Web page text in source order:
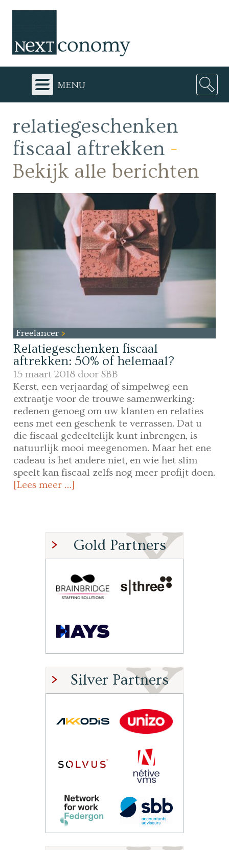
menu
relatiegeschenken
fiscaal aftrekken -
Bekijk alle berichten
Freelancer
Relatiegeschenken fiscaal
aftrekken: 50% of helemaal?
15 maart 2018 doorSBB
Kerst, een verjaardag of simpelweg een
extraatje voor de trouwe samenwerking:
redenen genoeg om uw klanten en relaties
eens met een geschenk te verrassen. Dat u
die fiscaal gedeeltelijk kunt inbrengen, is
natuurlijk mooi meegenomen. Maar het ene
cadeau is het andere niet, en wie het slim
speelt kan fiscaal zelfs nog meer profijt doen.
[Lees meer …]
Gold Partners
Silver Partners